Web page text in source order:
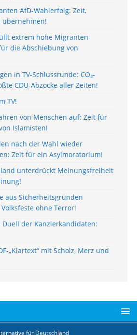
AfD-Wahlerfolg: Zeit,
übernehmen!
extrem hohe Migranten-
die Abschiebung von
in TV-Schlussrunde: CO₂-
CDU-Abzocke aller Zeiten!
TV!
von Menschen auf: Zeit für
Islamisten!
nach der Wahl wieder
Zeit für ein Asylmoratorium!
unterdrückt Meinungsfreiheit
aus Sicherheitsgründen
ohne Terror!
Duell der Kanzlerkandidaten:
„Klartext“ mit Scholz, Merz und
für Deutschland